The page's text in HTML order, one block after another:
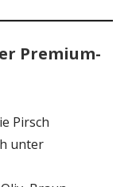
Premium-
Pirsch
unter